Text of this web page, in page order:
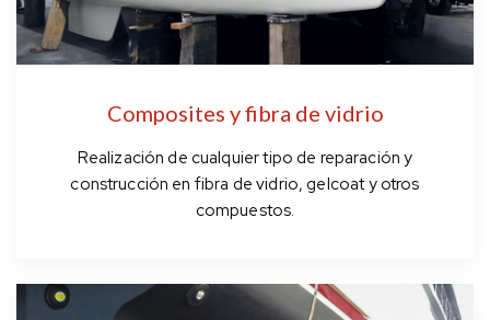
Composites y fibra de vidrio
Realización de cualquier tipo de reparación y
construcción en fibra de vidrio, gelcoat y otros
compuestos.